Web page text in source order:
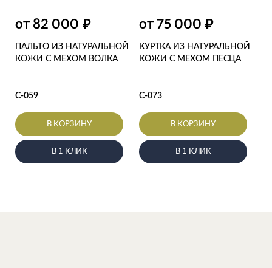
от 82 000 ₽
ПАЛЬТО ИЗ НАТУРАЛЬНОЙ
КОЖИ С МЕХОМ ВОЛКА
С-059
В КОРЗИНУ
В 1 КЛИК
от 75 000 ₽
КУРТКА ИЗ НАТУРАЛЬНОЙ
КОЖИ С МЕХОМ ПЕСЦА
С-073
В КОРЗИНУ
В 1 КЛИК